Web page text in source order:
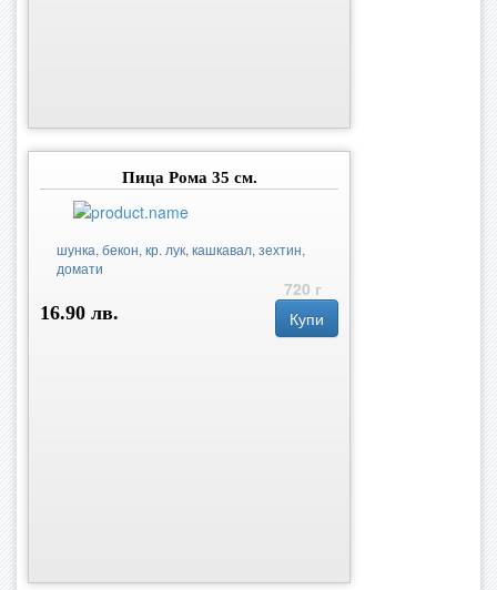
Пица Рома 35 см.
шунка, бекон, кр. лук, кашкавал, зехтин,
домати
720 г
16.90 лв.
Купи